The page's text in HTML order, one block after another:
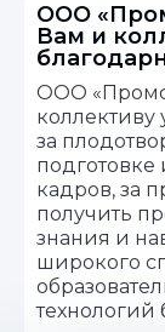
ООО
Вам и
ООО
коллективу
за
кадров, за
получить
знания и
широкого
технологий